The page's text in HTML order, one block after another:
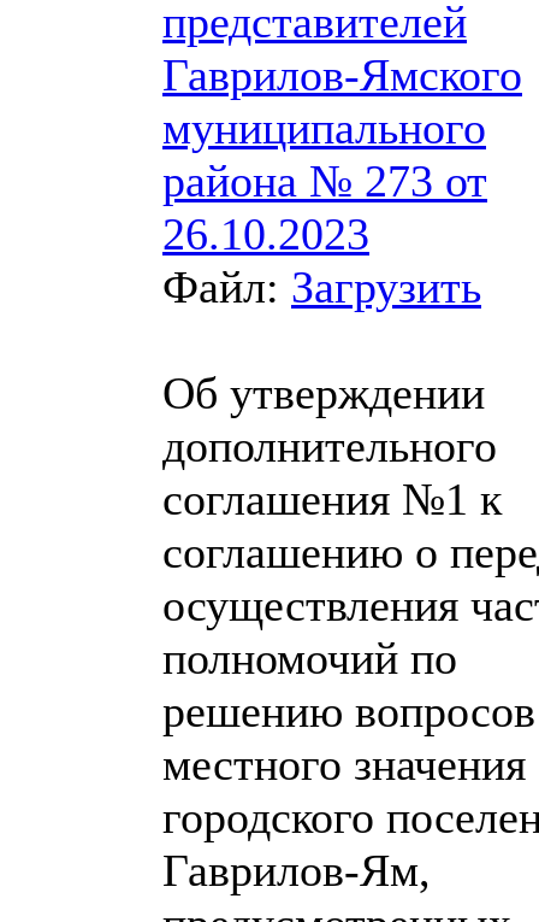
представителей
Гаврилов-Ямского
муниципального
района № 273 от
26.10.2023
Файл: Загрузить
Об утверждении
дополнительного
соглашения №1 к
соглашению о
осуществления
полномочий по
решению вопросов
местного значения
городского
Гаврилов-Ям,